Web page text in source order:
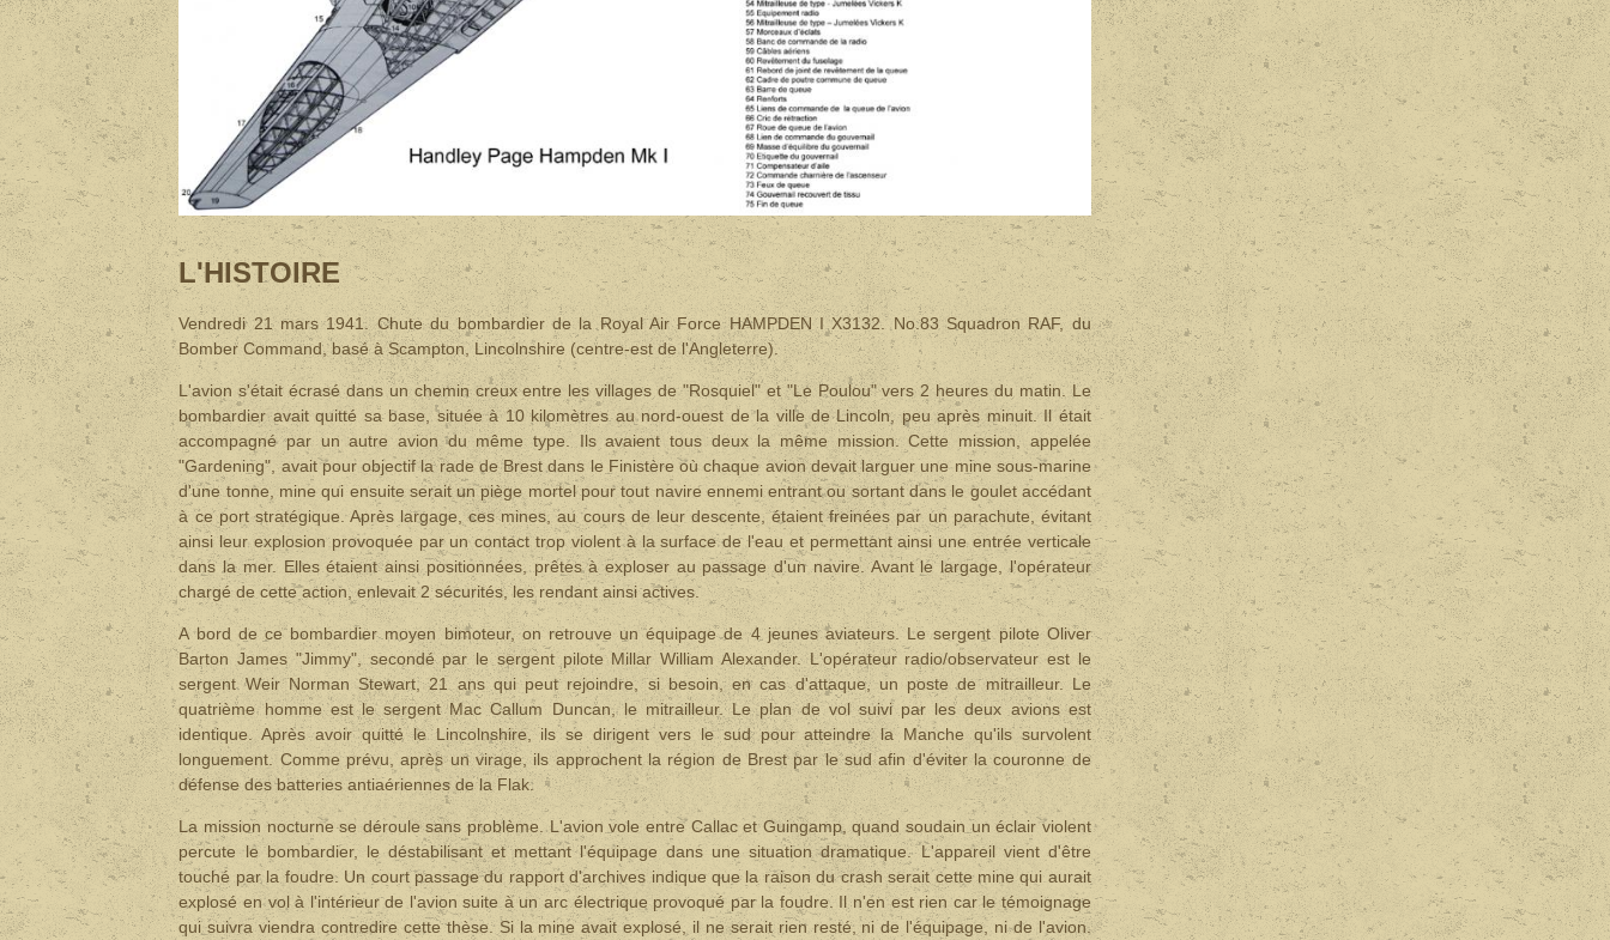
L'HISTOIRE
Vendredi 21 mars 1941. Chute du bombardier de la Royal Air Force HAMPDEN I X3132. No.83 Squadron RAF, du
Bomber Command, basé à Scampton, Lincolnshire (centre-est de l'Angleterre).
L'avion s'était écrasé dans un chemin creux entre les villages de "Rosquiel" et "Le Poulou" vers 2 heures du matin. Le
bombardier avait quitté sa base, située à 10 kilomètres au nord-ouest de la ville de Lincoln, peu après minuit. Il était
accompagné par un autre avion du même type. Ils avaient tous deux la même mission. Cette mission, appelée
"Gardening", avait pour objectif la rade de Brest dans le Finistère où chaque avion devait larguer une mine sous-marine
d'une tonne, mine qui ensuite serait un piège mortel pour tout navire ennemi entrant ou sortant dans le goulet accédant
à ce port stratégique. Après largage, ces mines, au cours de leur descente, étaient freinées par un parachute, évitant
ainsi leur explosion provoquée par un contact trop violent à la surface de l'eau et permettant ainsi une entrée verticale
dans la mer. Elles étaient ainsi positionnées, prêtes à exploser au passage d'un navire. Avant le largage, l'opérateur
chargé de cette action, enlevait 2 sécurités, les rendant ainsi actives.
A bord de ce bombardier moyen bimoteur, on retrouve un équipage de 4 jeunes aviateurs. Le sergent pilote Oliver
Barton James "Jimmy", secondé par le sergent pilote Millar William Alexander. L'opérateur radio/observateur est le
sergent Weir Norman Stewart, 21 ans qui peut rejoindre, si besoin, en cas d'attaque, un poste de mitrailleur. Le
quatrième homme est le sergent Mac Callum Duncan, le mitrailleur. Le plan de vol suivi par les deux avions est
identique. Après avoir quitté le Lincolnshire, ils se dirigent vers le sud pour atteindre la Manche qu'ils survolent
longuement. Comme prévu, après un virage, ils approchent la région de Brest par le sud afin d'éviter la couronne de
défense des batteries antiaériennes de la Flak.
La mission nocturne se déroule sans problème. L'avion vole entre Callac et Guingamp, quand soudain un éclair violent
percute le bombardier, le déstabilisant et mettant l'équipage dans une situation dramatique. L'appareil vient d'être
touché par la foudre. Un court passage du rapport d'archives indique que la raison du crash serait cette mine qui aurait
explosé en vol à l'intérieur de l'avion suite à un arc électrique provoqué par la foudre. Il n'en est rien car le témoignage
qui suivra viendra contredire cette thèse. Si la mine avait explosé, il ne serait rien resté, ni de l'équipage, ni de l'avion.